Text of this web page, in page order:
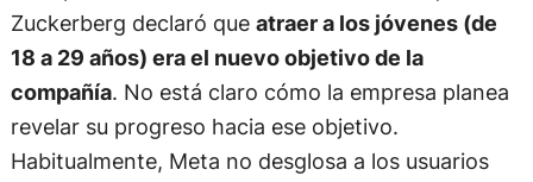
Zuckerberg declaró que atraer a los jóvenes (de
18 a 29 años) era el nuevo objetivo de la
compañía. No está claro cómo la empresa planea
revelar su progreso hacia ese objetivo.
Habitualmente, Meta no desglosa a los usuarios